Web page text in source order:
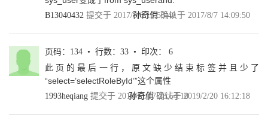
3.2.1 不需要返回主键 58
3.3 @Update注解和@Delete注解 59
3.4 Provider注解 60
3.5 本章小结 61
第4章 MyBatis动态SQL 63
4.1 if用法 64
B13040432 提交于 2017/8/6 15:55:40
孙奇俏确认于 2017/8/7 14:09:50
页码：134 • 行数：33 • 印次： 6
此页的最后一行，原文缺少结束标签并且少了
“select=’selectRoleById’”这个属性
1993heqiang 提交于 2018/11/17 23:54:10
孙奇俏确认于 2019/2/20 16:12:18